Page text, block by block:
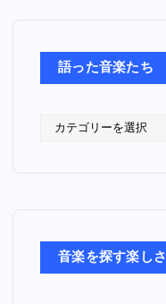
語った音楽たち
音楽を探す楽しさ